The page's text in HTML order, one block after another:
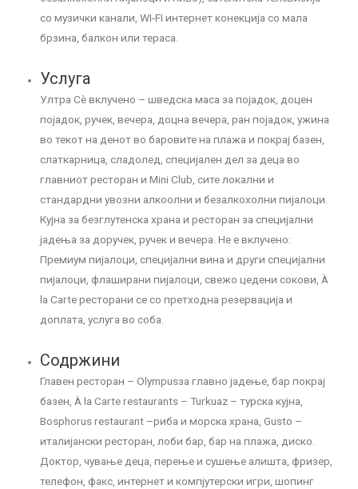
со музички канали, WI-FI интернет конекција со мала
брзина, балкон или тераса.
Услуга
Ултра Сѐ вклучено – шведска маса за појадок, доцен
појадок, ручек, вечера, доцна вечера, ран појадок, ужина
во текот на денот во баровите на плажа и покрај базен,
слаткарница, сладолед, специјален дел за деца во
главниот ресторан и Mini Club, сите локални и
стандардни увозни алкоолни и безалкохолни пијалоци.
Кујна за безглутенска храна и ресторан за специјални
јадења за доручек, ручек и вечера. Не е вклучено:
Премиум пијалоци, специјални вина и други специјални
пијалоци, флаширани пијалоци, свежо цедени сокови, À
la Carte ресторани се со претходна резервација и
доплата, услуга во соба.
Содржини
Главен ресторан – Olympusза главно јадење, бар покрај
базен, À la Carte restaurants – Turkuaz – турска кујна,
Bosphorus restaurant –риба и морска храна, Gusto –
италијански ресторан, лоби бар, бар на плажа, диско.
Доктор, чување деца, перење и сушење алишта, фризер,
телефон, факс, интернет и компјутерски игри, шопинг